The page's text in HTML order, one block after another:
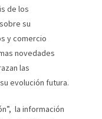
de los
su
y comercio
novedades
las
evolución futura.
la información